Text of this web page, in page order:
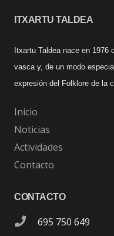
ITXARTU TALDEA
Itxartu Taldea nace en 1976
vasca y, de un modo
expresión del Folklore de la
Inicio
Noticias
Actividades
Contacto
CONTACTO
695 750 649